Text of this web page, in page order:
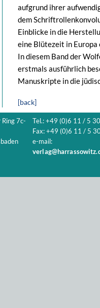
aufgrund ihrer
dem
Einblicke in die
eine Blütezeit in Europa
In diesem Band der
erstmals ausführlich
Manuskripte in die
[back]
Ring 7c-
Tel.: +49 (0)6 11 / 5
Fax: +49 (0)6 11 / 5
e-mail: